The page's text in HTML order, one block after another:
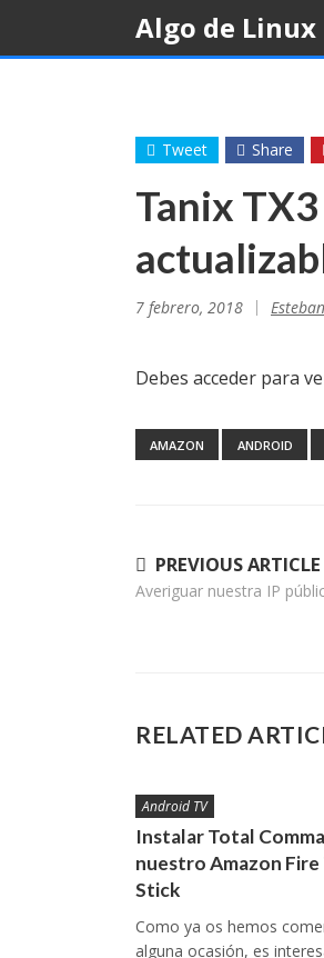
content
Algo de Linux
Tweet Share
Tanix
7 febrero, 2018
Debes acceder para
AMAZON ANDROID
Navegación
de
PREVIOUS ARTICLE
Averiguar nuestra IP
RELATED
Android TV
Instalar Total
nuestro Amazon Fire
Stick
Como ya os hemos
alguna ocasión, es